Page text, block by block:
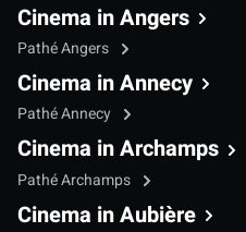
Cinema in Angers
Pathé Angers
Cinema in Annecy
Pathé Annecy
Cinema in Archamps
Pathé Archamps
Cinema in Aubière